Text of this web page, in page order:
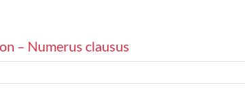
– Numerus clausus